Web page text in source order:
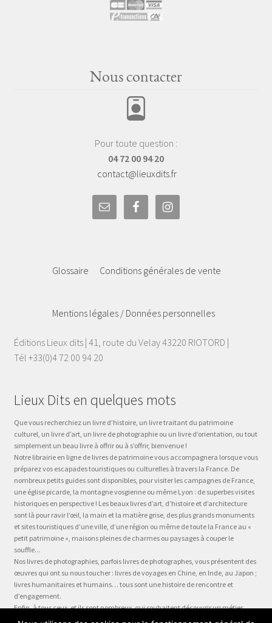
Nous contacter
Pour toute question :
04 72 00 94 20
contact@lieuxdits.fr
Glossaire Conditions générales de vente
Mentions légales / Données personnelles
Éditions Lieux dits | 41, route du Velay 43220 RIOTORD |
Tél +33(0)4 72 00 94 20
Lieux Dits en quelques mots
Que vous recherchiez un livre d’histoire, un livre traitant du patrimoine
culturel, un livre d’art, un livre de photographie ou un livre d’orientation, ou tout
simplement un beau livre à offrir ou à s’offrir, bienvenue !
Notre librairie en ligne de livres de patrimoine vous accompagnera lorsque vous
préparez vos escapades touristiques ou culturelles à travers la France. De
nombreux petits guides sont disponibles, pour visiter les campagnes de France,
une église picarde, la montagne vosgienne ou même Lyon : de superbes visites
historiques en perspective ! Les beaux livres d’art, d’histoire et d’architecture
sont là pour ravir l’œil, la main et la matière grise, des plus grands monuments
et sites touristiques d’une ville, d’une région ou même de toute la France au «
petit patrimoine », maisons pleines de charmes ou paysages à couper le
souffle...
Nos livres de photographies, parfois livres de photographes, vous présentent des
œuvres qui ont su nous toucher : livres de voyages en Chine, en Inde, au Japon ;
livres humanitaires et humains… tous sont une histoire de rencontre et
d’engagement.
Enfin, à tous ceux, et ils sont nombreux, qui souhaitent découvrir un métier,
préparer leur formation ou choisir leur orientation, à la question « quel métier ?